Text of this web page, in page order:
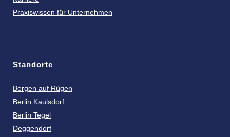
Praxiswissen für Unternehmen
Standorte
Bergen auf Rügen
Berlin Kaulsdorf
Berlin Tegel
Deggendorf